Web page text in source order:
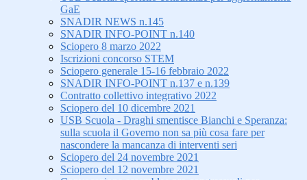
GaE
SNADIR NEWS n.145
SNADIR INFO-POINT n.140
Sciopero 8 marzo 2022
Iscrizioni concorso STEM
Sciopero generale 15-16 febbraio 2022
SNADIR INFO-POINT n.137 e n.139
Contratto collettivo integrativo 2022
Sciopero del 10 dicembre 2021
USB Scuola - Draghi smentisce Bianchi e Speranza:
sulla scuola il Governo non sa più cosa fare per
nascondere la mancanza di interventi seri
Sciopero del 24 novembre 2021
Sciopero del 12 novembre 2021